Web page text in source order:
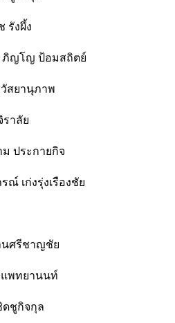
รังผึ้ง
ภิญโญ ป้อมสถิตย์
สยานุภาพ
ราลัย
ม ประกายกิจ
ณ์ เก่งรุ่งเรืองชัย
นศรีชาญชัย
แพทยานนท์
ดชูกิจกุล